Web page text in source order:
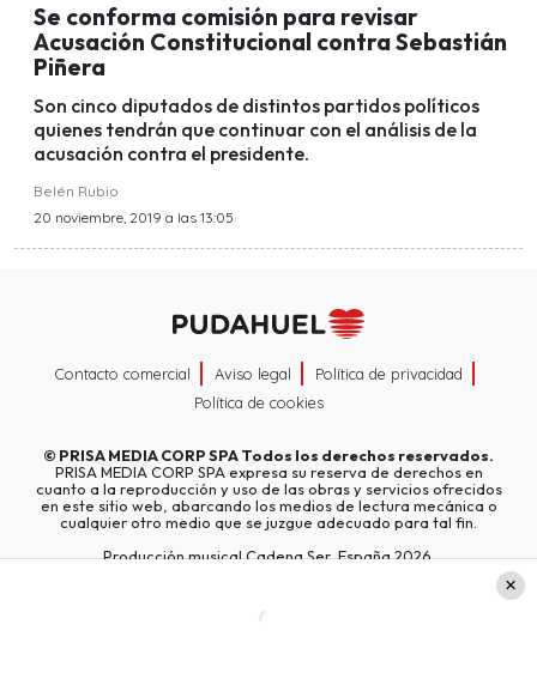
Se conforma comisión para revisar
Acusación Constitucional contra Sebastián
Piñera
Son cinco diputados de distintos partidos políticos
quienes tendrán que continuar con el análisis de la
acusación contra el presidente.
Belén Rubio
20 noviembre, 2019 a las 13:05
Contacto comercial Aviso legal
Política de privacidad
Política de cookies
© PRISA MEDIA CORP SPATodos los derechos reservados.
PRISA MEDIA CORP SPA expresa su reserva de derechos en
cuanto a la reproducción y uso de las obras y servicios ofrecidos
en este sitio web, abarcando los medios de lectura mecánica o
cualquier otro medio que se juzgue adecuado para tal fin.
Producción musical Cadena Ser, España 2026.